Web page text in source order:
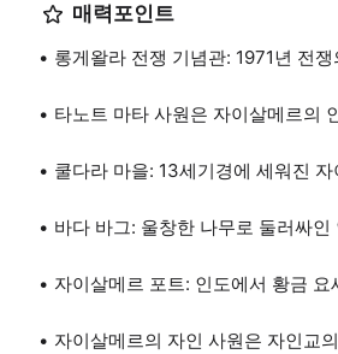
매력포인트
롱게왈라 전쟁 기념관: 1971년 전
타노트 마타 사원은 자이살메르의
쿨다라 마을: 13세기경에 세워진
바다 바그: 울창한 나무로 둘러싸
자이살메르 포트: 인도에서 황금
자이살메르의 자인 사원은 자인교